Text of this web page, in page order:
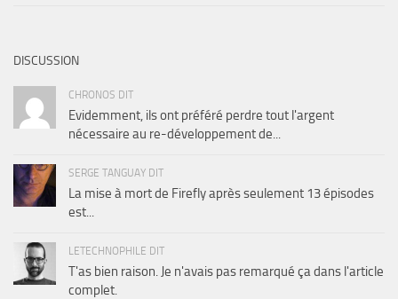
DISCUSSION
CHRONOS DIT
Evidemment, ils ont préféré perdre tout l'argent
nécessaire au re-développement de...
SERGE TANGUAY DIT
La mise à mort de Firefly après seulement 13 épisodes
est...
LETECHNOPHILE DIT
T'as bien raison. Je n'avais pas remarqué ça dans l'article
complet.